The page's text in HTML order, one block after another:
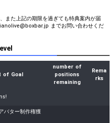
また上記の期限を過ぎても特典案内が届
までお問い合わせくだ
of Goal
number of
positions
remaining
Rema
rks
バター制作権獲